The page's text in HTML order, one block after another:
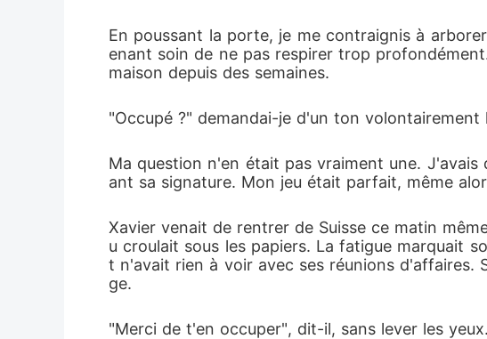
En poussant la porte, je me contraignis à
enant soin de ne pas respirer trop
maison depuis des semaines.
"Occupé ?" demandai-je d'un ton
Ma question n'en était pas vraiment une.
ant sa signature. Mon jeu était parfait, même
Xavier venait de rentrer de Suisse ce matin
u croulait sous les papiers. La fatigue marquait
t n'avait rien à voir avec ses réunions d'affaires.
ge.
"Merci de t'en occuper", dit-il, sans lever les yeux.